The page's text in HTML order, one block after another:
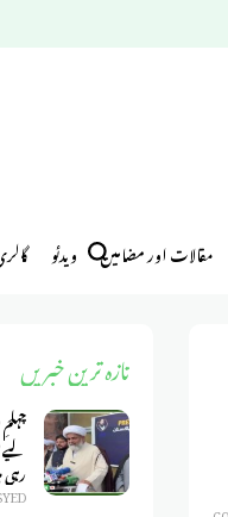
مقالات اور مضامین ویدئو
تازہ ترین خبریں
رہی